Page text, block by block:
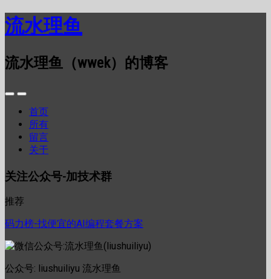
流水理鱼
流水理鱼（wwek）的博客
首页
所有
留言
关于
关注公众号-加技术群
推荐
码力榜-找便宜的AI编程套餐方案
公众号: liushuiliyu 流水理鱼